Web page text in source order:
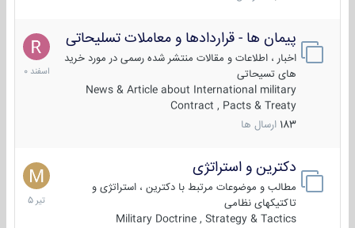
پیمان ها - قراردادها و معاملات تسلیحاتی
اخبار ، اطلاعات و مقالات منتشر شده رسمی در مورد خرید
های تسیحاتی
News & Article about International military
Contract , Pacts & Treaty
183 ارسال ها
7
اسفند
1400
دکترین و استراتژی
مطالب و موضوعات مرتبط با دکترین ، استراتژی و
تاکتیکهای نظامی
Military Doctrine , Strategy & Tactics
27
تیر
1405